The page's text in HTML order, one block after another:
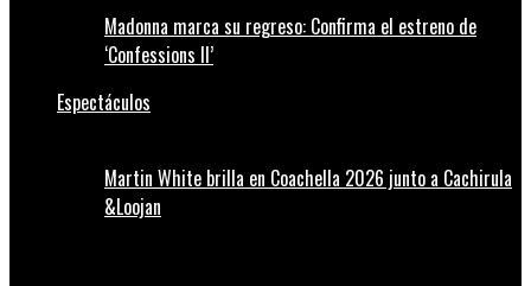
Madonna marca su regreso: Confirma el estreno de
‘Confessions II’
Espectáculos
Martin White brilla en Coachella 2026 junto a Cachirula
&Loojan